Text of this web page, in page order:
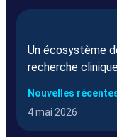
Un écosystème
recherche
Nouvelles
4 mai 2026